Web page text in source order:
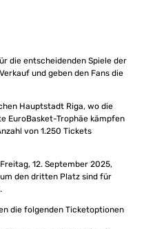
die entscheidenden Spiele der
und geben den Fans die
Hauptstadt Riga, wo die
EuroBasket-Trophäe kämpfen
von 1.250 Tickets
12. September 2025,
den dritten Platz sind für
die folgenden Ticketoptionen